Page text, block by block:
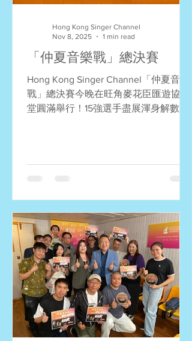
供圓夢舞台。除了獨唱，還歡迎健全人
士與殘疾人士組隊合唱，提倡擁抱多
元、傷健共融、共建和諧的精神。比賽
從七月初接受報名，經過嚴謹海選，由
初賽100強到複賽50強，再到決賽23強
(包括獨唱組14強和合唱組9強)，每階段
都出現高手過招局面，參賽者水準遠超
「仲夏音樂戰」總決賽
Hong Kong Singer Channel「仲夏音樂
戰」總決賽今晚在旺角麥花臣匯遊協禮
堂圓滿舉行！15強選手盡展渾身解數爭
榮 (你是我的眼) 全場總季軍：陳國華
夏光年) 評判特選奬：林秀麗 (摯友) 評
判特選奬：梁云琦 (念親恩) 評判特選
奬：姚志強 (分手總要在雨天) 最佳台風
奬：陳永媛 (煞科) 最佳服裝造型奬：朱
嘉俊 (我不會唱歌) 最佳現場人氣奬：倪
震權 (我們) 我們下個比賽再見！☺️ #仲
夏音樂戰 #歌唱比賽 #決賽
Hong Kong Singer Channel
Nov 8, 2025
1 min read